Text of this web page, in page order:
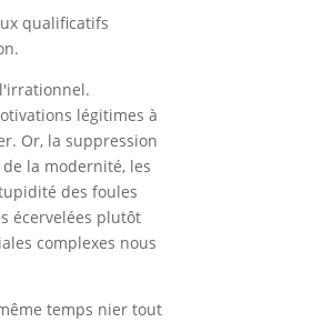
qualificatifs
légitimes à
Or, la suppression
la modernité, les
des foules
écervelées plutôt
complexes nous
temps nier tout